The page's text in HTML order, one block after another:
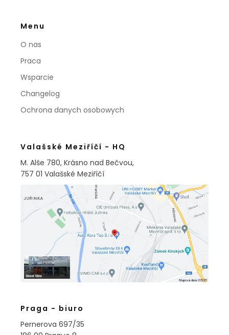
Menu
O nas
Praca
Wsparcie
Changelog
Ochrona danych osobowych
Valašské Meziříčí - HQ
M. Alše 780, Krásno nad Bečvou,
757 01 Valašské Meziříčí
Praga - biuro
Pernerova 697/35